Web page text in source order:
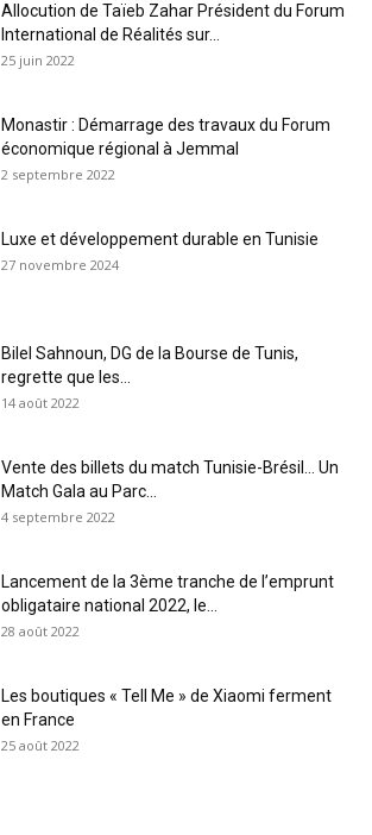
Allocution de Taïeb Zahar Président du Forum
International de Réalités sur...
25 juin 2022
Monastir : Démarrage des travaux du Forum
économique régional à Jemmal
2 septembre 2022
Luxe et développement durable en Tunisie
27 novembre 2024
Bilel Sahnoun, DG de la Bourse de Tunis,
regrette que les...
14 août 2022
Vente des billets du match Tunisie-Brésil… Un
Match Gala au Parc...
4 septembre 2022
Lancement de la 3ème tranche de l’emprunt
obligataire national 2022, le...
28 août 2022
Les boutiques « Tell Me » de Xiaomi ferment
en France
25 août 2022